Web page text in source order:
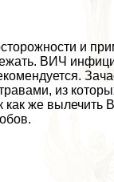
и
ВИЧ
из
же вылечить